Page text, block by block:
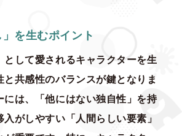
を生むポイント
として愛されるキャラクターを生
と共感性のバランスが鍵となりま
には、「他にはない独自性」を持
がしやすい「人間らしい要素」